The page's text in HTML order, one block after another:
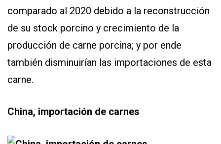
comparado al 2020 debido a la reconstrucción
de su stock porcino y crecimiento de la
producción de carne porcina; y por ende
también disminuirían las importaciones de esta
carne.
China, importación de carnes